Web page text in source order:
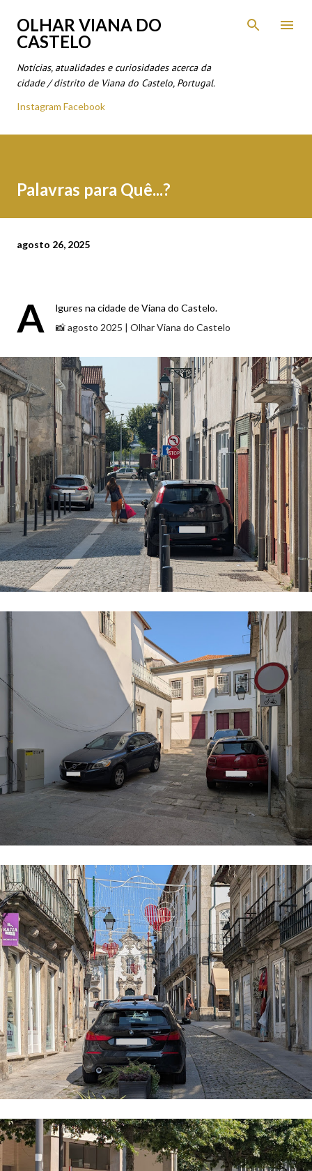
Avançar para o conteúdo principal
OLHAR VIANA DO
CASTELO
Notícias, atualidades e curiosidades acerca da
cidade / distrito de Viana do Castelo, Portugal.
Instagram Facebook
Palavras para Quê...?
agosto 26, 2025
A
lgures na cidade de Viana do Castelo.
📸 agosto 2025 | Olhar Viana do Castelo